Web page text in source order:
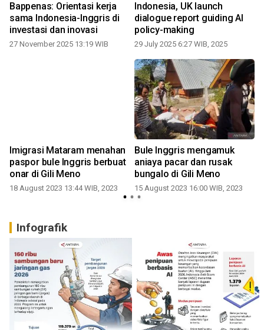
Bappenas: Orientasi kerja
sama Indonesia-Inggris di
investasi dan inovasi
27 November 2025 13:19 WIB
Indonesia, UK launch
dialogue report guiding AI
policy-making
29 July 2025 6:27 WIB, 2025
Imigrasi Mataram menahan
paspor bule Inggris berbuat
onar di Gili Meno
18 August 2023 13:44 WIB, 2023
Bule Inggris mengamuk
aniaya pacar dan rusak
bungalo di Gili Meno
15 August 2023 16:00 WIB, 2023
Infografik